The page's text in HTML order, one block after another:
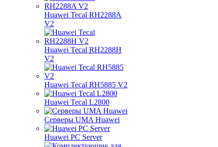
Huawei Tecal RH2288A
V2
Huawei Tecal RH2288H
V2
Huawei Tecal RH5885 V2
Huawei Tecal L2800
Серверы UMA Huawei
Huawei PC Server